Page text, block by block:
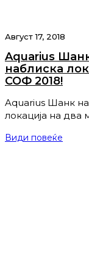
Август 17, 2018
Aquarius
наблиска
СОФ 2018!
Aquarius Шанк на
локација на два
Види повеќе